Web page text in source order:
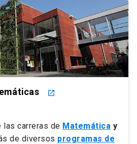
launch
las carreras de Matemática y
de diversos programas de